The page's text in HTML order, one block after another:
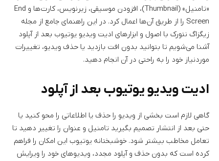
«تامنیل» (Thumbnail)، افزودن موسیقی، زیرنویس، کارت‌ها و End
Screen را از طریق آن‌ها اعمال کرد. در این راهنمای جامع از مجله
زیگزاگ نتورک با اصول و ابزارهای ادیت ویدیو یوتیوب بعد از آپلود
آشنا می‌‌شویم تا بتوانید بدون افت بازدید یا حذف ویدیو، تغییرات
موردنیاز خود را به راحتی در آن انجام دهید.
ادیت ویدیو یوتیوب بعد از آپلود
گاهی لازم است بخشی از ویدیو را حذف یا اطلاعاتی را محو کنید یا
حتی بعد از انتشار تصمیم بگیرید تامنیل و عنوان را تغییر دهید تا
تعامل مخاطب بیشتر شود. خوشبختانه یوتیوب این امکان را فراهم
کرده است که بدون حذف و آپلود مجدد، ویدیوهای خود را ویرایش